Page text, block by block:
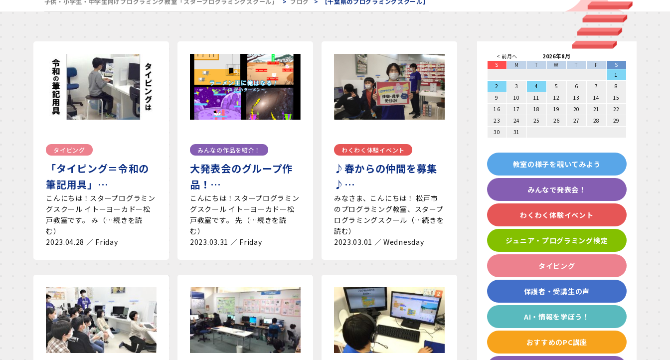
タイピング
「タイピング＝令和の
筆記用具」…
こんにちは！スタープログラミン
グスクール イトーヨーカドー松
戸教室です。 み（…続きを読
む）
2023.04.28 ／ Friday
みんなの作品を紹介！
大発表会のグループ作
品！…
こんにちは！スタープログラミン
グスクール イトーヨーカドー松
戸教室です。 先（…続きを読
む）
2023.03.31 ／ Friday
わくわく体験イベント
♪春からの仲間を募集
♪…
みなさま、こんにちは！ 松戸市
のプログラミング教室、スタープ
ログラミングスクール（…続きを
読む）
2023.03.01 ／ Wednesday
< 前月へ 2026年8月
S M T W T F
S
1
2
3 4 5 6 7
8
9
10 11 12 13 14
15
16
17 18 19 20 21
22
23
24 25 26 27 28
29
30
31
教室の様子を覗いてみよう
みんなで発表会！
わくわく体験イベント
ジュニア・プログラミング検定
タイピング
保護者・受講生の声
AI・情報を学ぼう！
おすすめのPC講座